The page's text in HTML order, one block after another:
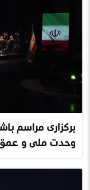
برگزاری مراسم
وحدت ملی و